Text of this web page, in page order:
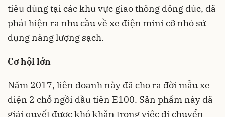
tiêu dùng tại các khu vực giao thông đông đúc, đã
phát hiện ra nhu cầu về xe điện mini cỡ nhỏ sử
dụng năng lượng sạch.
Cơ hội lớn
Năm 2017, liên doanh này đã cho ra đời mẫu xe
điện 2 chỗ ngồi đầu tiên E100. Sản phẩm này đã
giải quyết được khó khăn trong việc di chuyển